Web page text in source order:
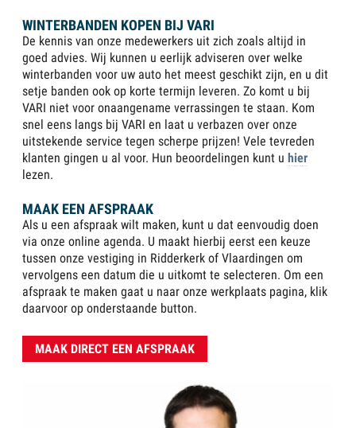
WINTERBANDEN KOPEN BIJ VARI
De kennis van onze medewerkers uit zich zoals altijd in
goed advies. Wij kunnen u eerlijk adviseren over welke
winterbanden voor uw auto het meest geschikt zijn, en u dit
setje banden ook op korte termijn leveren. Zo komt u bij
VARI niet voor onaangename verrassingen te staan. Kom
snel eens langs bij VARI en laat u verbazen over onze
uitstekende service tegen scherpe prijzen! Vele tevreden
klanten gingen u al voor. Hun beoordelingen kunt u hier
lezen.
MAAK EEN AFSPRAAK
Als u een afspraak wilt maken, kunt u dat eenvoudig doen
via onze online agenda. U maakt hierbij eerst een keuze
tussen onze vestiging in Ridderkerk of Vlaardingen om
vervolgens een datum die u uitkomt te selecteren. Om een
afspraak te maken gaat u naar onze werkplaats pagina, klik
daarvoor op onderstaande button.
MAAK DIRECT EEN AFSPRAAK